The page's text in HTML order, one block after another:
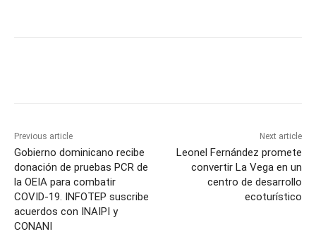
Previous article
Gobierno dominicano recibe
donación de pruebas PCR de
la OEIA para combatir
COVID-19. INFOTEP suscribe
acuerdos con INAIPI y
CONANI
Next article
Leonel Fernández promete
convertir La Vega en un
centro de desarrollo
ecoturístico